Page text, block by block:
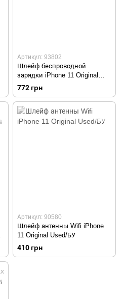
Артикул: 93802
Шлейф беспроводной
зарядки iPhone 11 Original
Used/БУ
772 грн
Артикул: 90580
Шлейф антенны Wifi iPhone
11 Original Used/БУ
410 грн